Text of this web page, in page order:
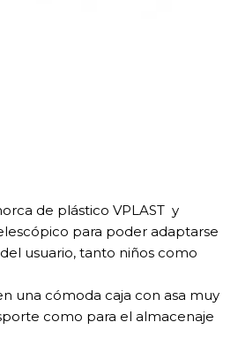
de plástico VPLAST y
para poder adaptarse
usuario, tanto niños como
una cómoda caja con asa muy
como para el almacenaje